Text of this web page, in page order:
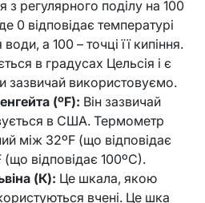
з регулярного поділу на 100
0 відповідає температурі
а 100 – точці її кипіння.
в градусах Цельсія і є
зазвичай використовуємо.
(ºF): Він зазвичай
в США. Термометр
між 32ºF (що відповідає
(що відповідає 100ºC).
(К): Це шкала, якою
вчені. Це шка